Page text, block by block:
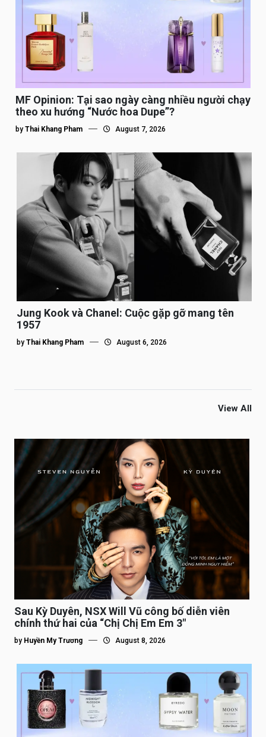
MF Opinion: Tại sao ngày càng nhiều người chạy
theo xu hướng “Nước hoa Dupe”?
by Thai Khang Pham August 7, 2026
Jung Kook và Chanel: Cuộc gặp gỡ mang tên
1957
by Thai Khang Pham August 6, 2026
View All
Sau Kỳ Duyên, NSX Will Vũ công bố diễn viên
chính thứ hai của “Chị Chị Em Em 3″
by Huyền My Trương August 8, 2026